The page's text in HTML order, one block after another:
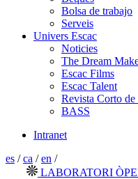
Bolsa de trabajo
Serveis
Univers Escac
Noticies
The Dream
Escac Films
Escac Talent
Revista Corto de
BASS
Intranet
es /ca /en /
LABORATORI